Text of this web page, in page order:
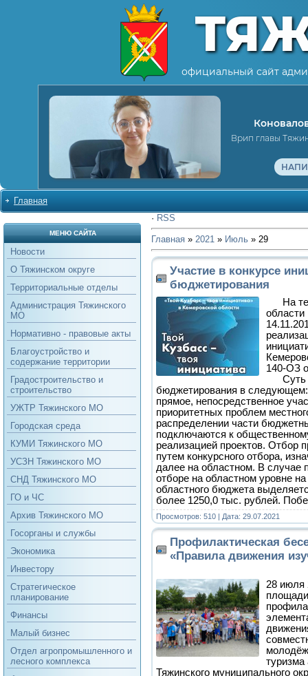
официальный сайт
Врип главы
Главная
МЕНЮ САЙТА
Новости
О Тяжинском округе
Территориальные отделы
Администрация Тяжинского
МО
Нормативно - правовые акты
Благоустройство и
содержание территории
Градостроительство и
строительство
УЖТР Тяжинского МО
Городская среда
КУМИ Тяжинского МО
УСЗН Тяжинского МО
СНД Тяжинского МО
ГО и ЧС
Архив Тяжинского МО
Госорганы и службы
Экономика
Инвестору
Стратегическое
планирование
Финансы
Малый бизнес
Отдел агропромышленного и
лесного комплекса
· RSS
Главная » 2021 » Июль » 29
Участие в конкурсе
бюджетирования
На
области
140-ОЗ
Суть
бюджетирования в
прямое, непосредственное
приоритетных проблем
распределении части
подключаются к
реализацией проектов. Отбор
путем конкурсного отбора,
далее на областном. В случае
отборе на областном уровне
областного бюджета
более 1250,0 тыс. рублей.
Просмотров: 510 | Дата: 29.07.2021
Профилактическая
«Правила движения
28 июля
туризма
Тяжинского муниципального